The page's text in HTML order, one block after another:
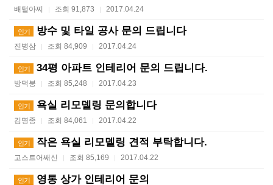
배털아찌 | 조회 91,873 | 2017.04.24
인기 방수 및 타일 공사 문의 드립니다
진병삼 | 조회 84,909 | 2017.04.24
인기 34평 아파트 인테리어 문의 드립니다.
방덕붕 | 조회 85,248 | 2017.04.23
인기 욕실 리모델링 문의합니다
김명종 | 조회 84,061 | 2017.04.22
인기 작은 욕실 리모델링 견적 부탁합니다.
고스트어쌔신 | 조회 85,169 | 2017.04.22
인기 영통 상가 인테리어 문의